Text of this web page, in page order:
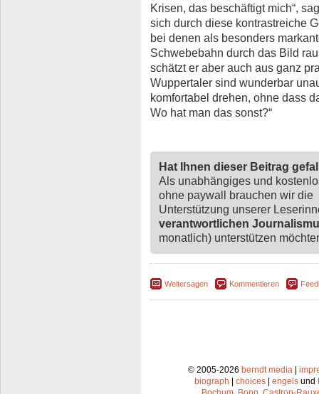
Krisen, das beschäftigt mich“,
sich durch diese kontrastreiche
bei denen als besonders
Schwebebahn durch das Bild
schätzt er aber auch aus ganz
Wuppertaler sind wunderbar
komfortabel drehen, ohne dass
Wo hat man das sonst?“
Hat Ihnen dieser Beitrag
Als unabhängiges und
ohne paywall brauchen wir die
Unterstützung unserer
verantwortlichen
monatlich) unterstützen
Weitersagen Kommentieren
© 2005-2026 berndt media|
biograph
choices engels und